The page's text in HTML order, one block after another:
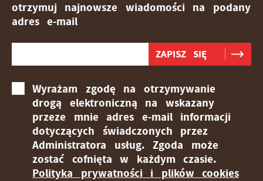
otrzymuj najnowsze wiadomości na podany
adres e-mail
Wyrażam zgodę na otrzymywanie
drogą elektroniczną na wskazany
przeze mnie adres e-mail informacji
dotyczących świadczonych przez
Administratora usług. Zgoda może
zostać cofnięta w każdym czasie.
Polityka prywatności i plików cookies
upodobań oraz Twoich zwyczajów dotyczących
przeglądanej witryny internetowej. Treści promocyjne
lub firm będących naszymi partnerami oraz innych
dostawców usług. Firmy te działają w charakterze
pośredników prezentujących nasze treści w postaci
wiadomości, ofert, komunikatów mediów
społecznościowych.